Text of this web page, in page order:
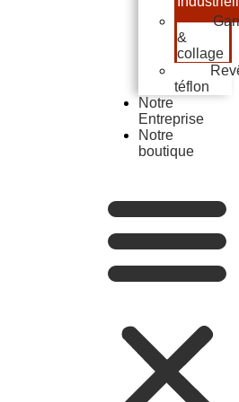
&
collage
téflon
Notre
Entreprise
Notre
boutique